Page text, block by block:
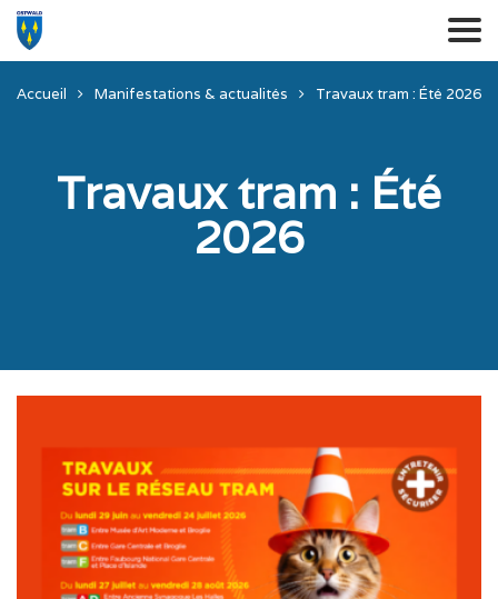
Accueil Manifestations & actualités Travaux tram : Été 2026
Travaux tram : Été
2026